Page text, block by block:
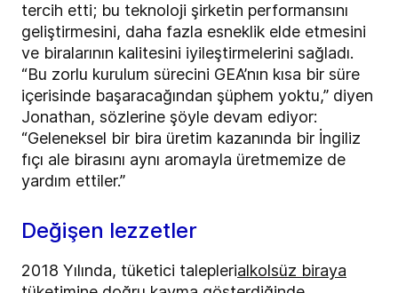
tercih etti; bu teknoloji şirketin performansını
geliştirmesini, daha fazla esneklik elde etmesini
ve biralarının kalitesini iyileştirmelerini sağladı.
“Bu zorlu kurulum sürecini GEA’nın kısa bir süre
içerisinde başaracağından şüphem yoktu,” diyen
Jonathan, sözlerine şöyle devam ediyor:
“Geleneksel bir bira üretim kazanında bir İngiliz
fıçı ale birasını aynı aromayla üretmemize de
yardım ettiler.”
Değişen lezzetler
2018 Yılında, tüketici taleplerialkolsüz biraya